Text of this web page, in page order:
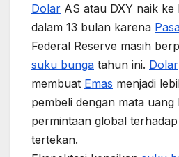
Dolar AS atau DXY naik ke
dalam 13 bulan karena
Federal Reserve masih
suku bunga tahun ini. Dolar
membuat Emas menjadi
pembeli dengan mata uang
permintaan global
tertekan.